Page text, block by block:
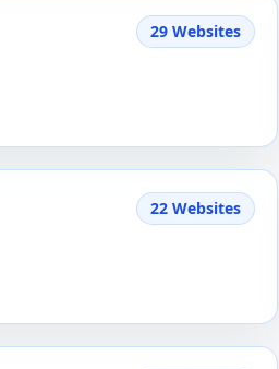
29 Websites
22 Websites